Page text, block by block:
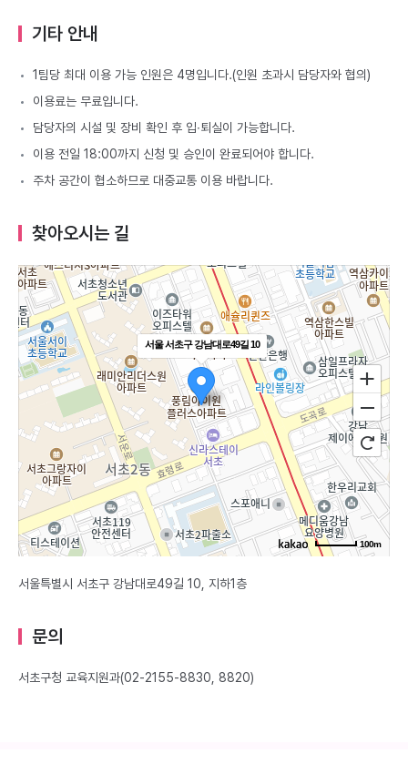
기타 안내
1팀당 최대 이용 가능 인원은 4명입니다.(인원 초과시 담당자와 협의)
이용료는 무료입니다.
담당자의 시설 및 장비 확인 후 입∙퇴실이 가능합니다.
이용 전일 18:00까지 신청 및 승인이 완료되어야 합니다.
주차 공간이 협소하므로 대중교통 이용 바랍니다.
찾아오시는 길
서울 서초구 강남대로49길 10
100m
서울특별시 서초구 강남대로49길 10, 지하1층
문의
서초구청 교육지원과(02-2155-8830, 8820)